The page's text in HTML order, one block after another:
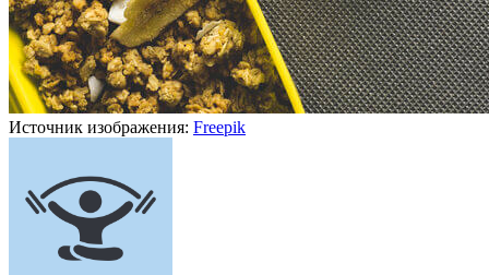
Источник изображения: Freepik